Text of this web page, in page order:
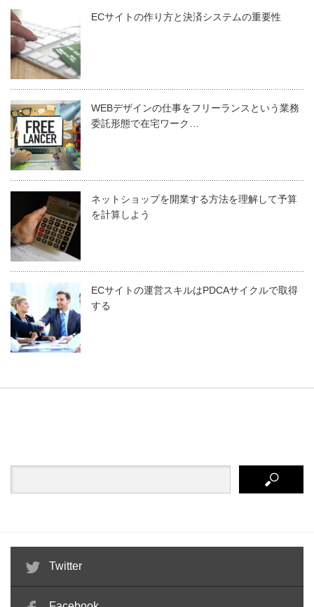
ECサイトの作り方と決済システムの重要性
WEBデザインの仕事をフリーランスという業務
委託形態で在宅ワーク…
ネットショップを開業する方法を理解して予算
を計算しよう
ECサイトの運営スキルはPDCAサイクルで取得
する
Twitter